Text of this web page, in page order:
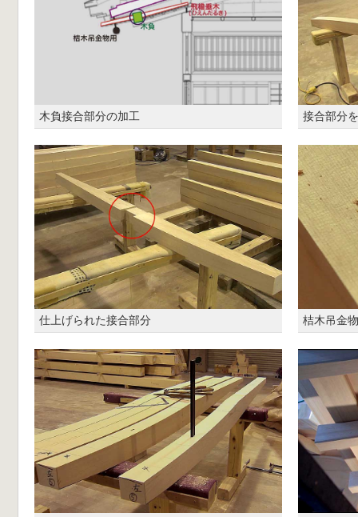
木負接合部分の加工 接合部分
仕上げられた接合部分 桔木吊金